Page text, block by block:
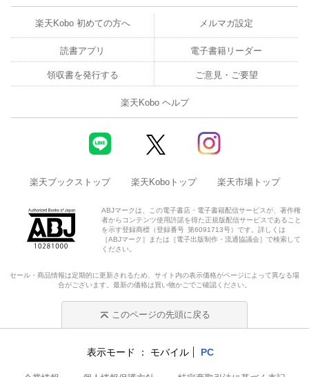
楽天Kobo 初めての方へ メルマガ設定
読書アプリ 電子書籍リーダー
領収書を発行する ご意見・ご要望
楽天Kobo ヘルプ
楽天ブックストップ 楽天Koboトップ 楽天市場トップ
ABJマークは、この電子書店・電子書籍配信サービスが、著作権
者からコンテンツ使用許諾を得た正規版配信サービスであること
を示す登録商標（登録番号 第6091713号）です。詳しくは
［ABJマーク］または［電子出版制作・流通協議会］で検索して
ください。
セール・商品情報は定期的に更新されるため、サイト内の表示価格がページによって異なる場
合がございます。最新の価格は買い物かごでご確認ください。
このページの先頭に戻る
表示モード モバイル PC